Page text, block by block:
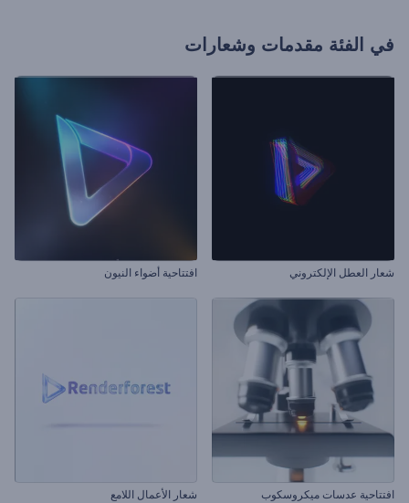
في الفئة مقدمات وشعارات
شعار العطل الإلكتروني افتتاحية أضواء النيون
افتتاحية عدسات ميكروسكوب شعار الأعمال اللامع